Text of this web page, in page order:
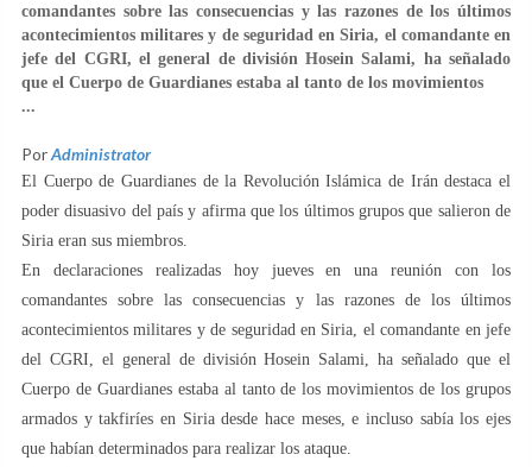
comandantes sobre las consecuencias y las razones de los últimos
acontecimientos militares y de seguridad en Siria, el comandante en
jefe del CGRI, el general de división Hosein Salami, ha señalado
que el Cuerpo de Guardianes estaba al tanto de los movimientos
...
PorAdministrator
El Cuerpo de Guardianes de la Revolución Islámica de Irán destaca el
poder disuasivo del país y afirma que los últimos grupos que salieron de
Siria eran sus miembros.
En declaraciones realizadas hoy jueves en una reunión con los
comandantes sobre las consecuencias y las razones de los últimos
acontecimientos militares y de seguridad en Siria, el comandante en jefe
del CGRI, el general de división Hosein Salami, ha señalado que el
Cuerpo de Guardianes estaba al tanto de los movimientos de los grupos
armados y takfiríes en Siria desde hace meses, e incluso sabía los ejes
que habían determinados para realizar los ataque.